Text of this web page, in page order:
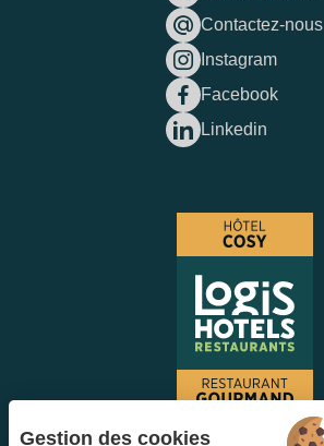
Contactez-nous
Instagram
Facebook
Linkedin
Gestion des cookies